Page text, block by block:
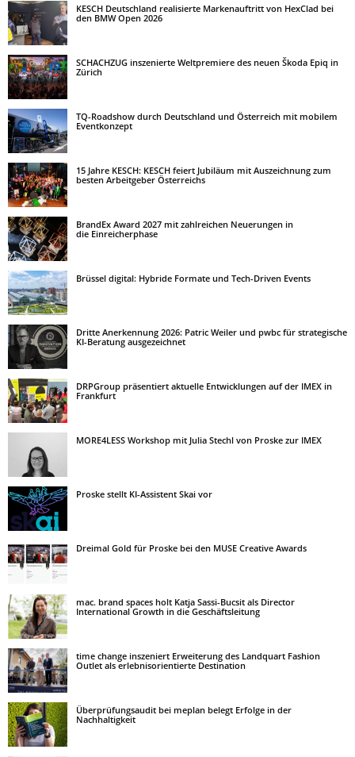
KESCH Deutschland realisierte Markenauftritt von HexClad bei
den BMW Open 2026
SCHACHZUG inszenierte Weltpremiere des neuen Škoda Epiq in
Zürich
TQ-Roadshow durch Deutschland und Österreich mit mobilem
Eventkonzept
15 Jahre KESCH: KESCH feiert Jubiläum mit Auszeichnung zum
besten Arbeitgeber Österreichs
BrandEx Award 2027 mit zahlreichen Neuerungen in
die Einreicherphase
Brüssel digital: Hybride Formate und Tech-Driven Events
Dritte Anerkennung 2026: Patric Weiler und pwbc für strategische
KI-Beratung ausgezeichnet
DRPGroup präsentiert aktuelle Entwicklungen auf der IMEX in
Frankfurt
MORE4LESS Workshop mit Julia Stechl von Proske zur IMEX
Proske stellt KI-Assistent Skai vor
Dreimal Gold für Proske bei den MUSE Creative Awards
mac. brand spaces holt Katja Sassi-Bucsit als Director
International Growth in die Geschäftsleitung
time change inszeniert Erweiterung des Landquart Fashion
Outlet als erlebnisorientierte Destination
Überprüfungsaudit bei meplan belegt Erfolge in der
Nachhaltigkeit